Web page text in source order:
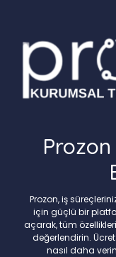
Prozon
Prozon, iş
için güçlü bir
açarak, tüm
değerlendirin.
nasıl daha